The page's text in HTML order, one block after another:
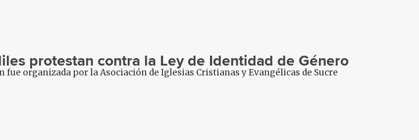
protestan contra la Ley de Identidad de Género
fue organizada por la Asociación de Iglesias Cristianas y Evangélicas de Sucre